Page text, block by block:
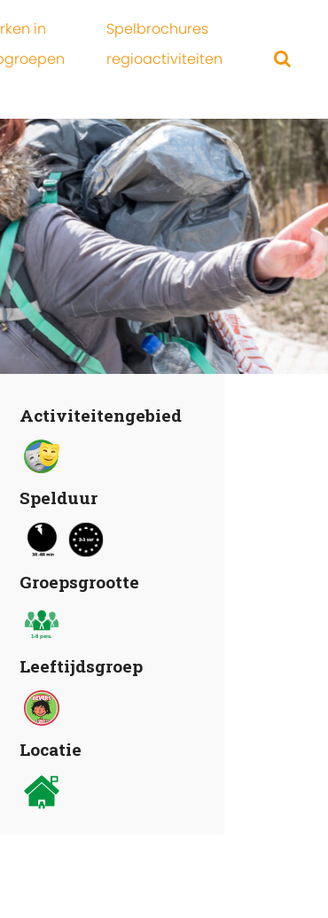
in
Spelbrochures
regioactiviteiten
Activiteitengebied
Spelduur
Groepsgrootte
Leeftijdsgroep
Locatie